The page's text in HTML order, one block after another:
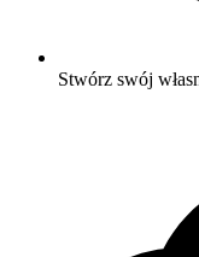
Stwórz swój